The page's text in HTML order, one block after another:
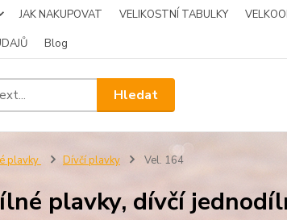
JAK NAKUPOVAT VELIKOSTNÍ TABULKY
Blog
Hledat
plavky Dívčí plavky Vel. 164
plavky, dívčí